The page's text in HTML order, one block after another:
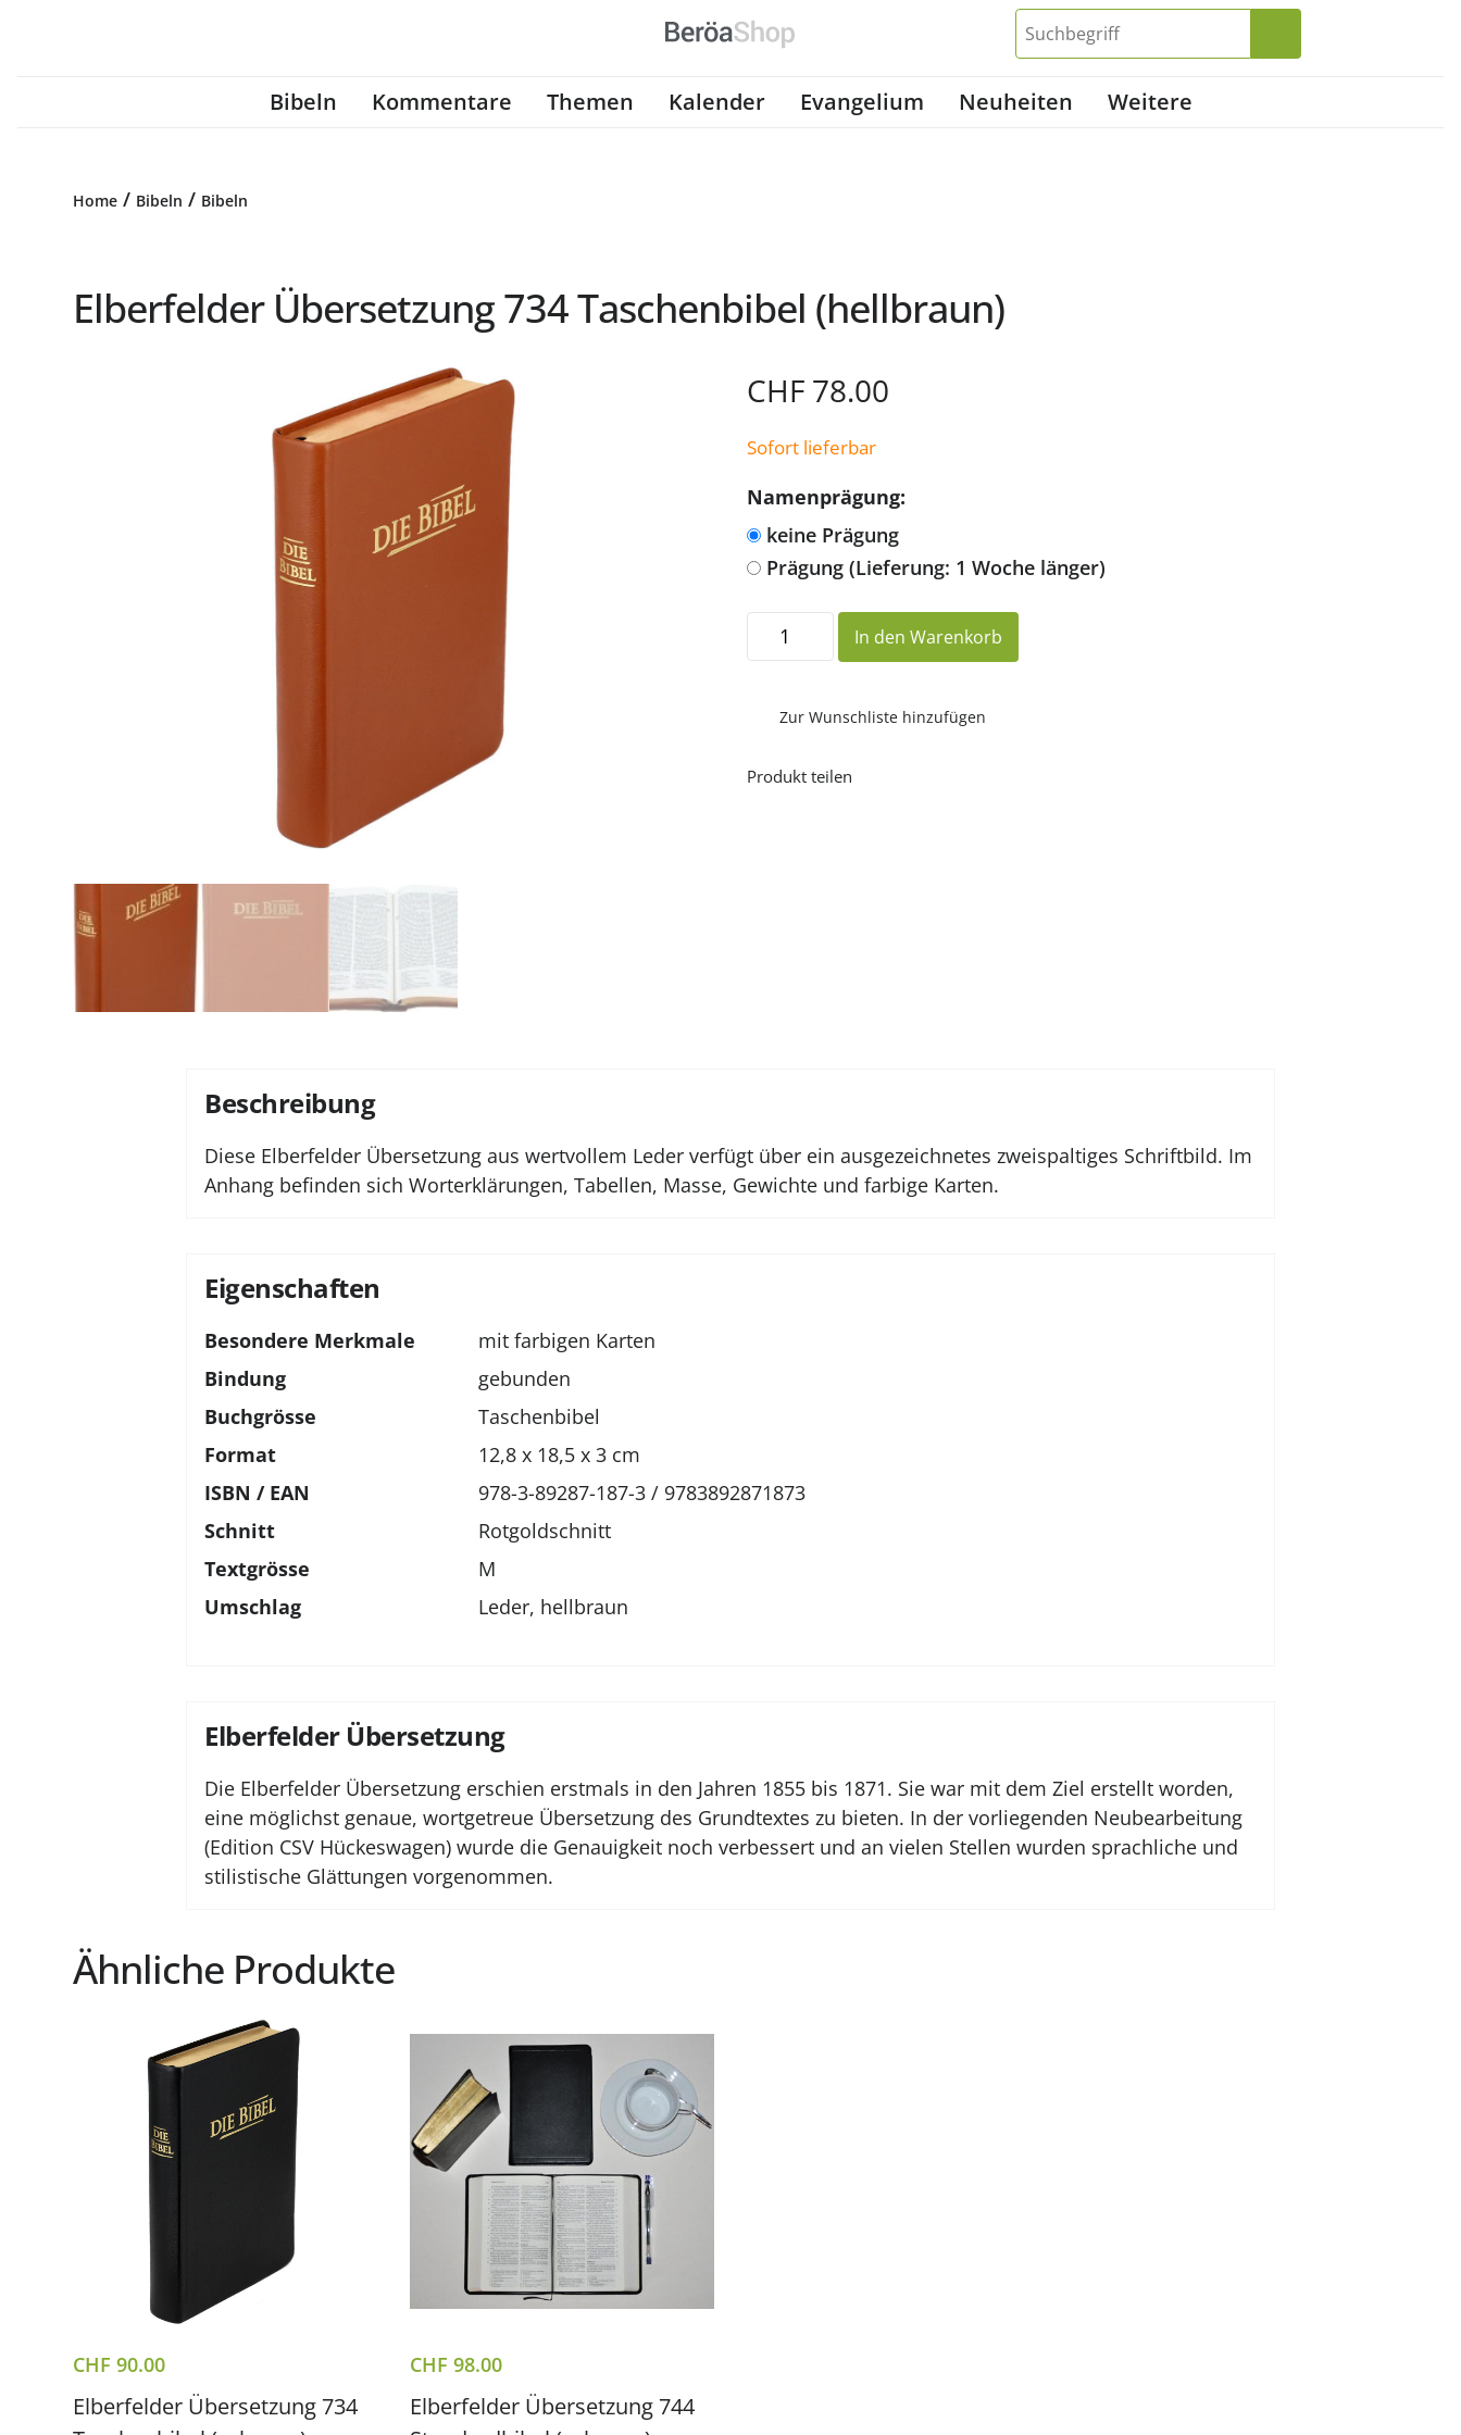
Bibeln Kommentare Themen Kalender Evangelium Neuheiten Weitere
Home / Bibeln / Bibeln
Elberfelder Übersetzung 734 Taschenbibel (hellbraun)
CHF 78.00
Sofort lieferbar
Namenprägung:
keine Prägung
Prägung (Lieferung: 1 Woche länger)
Elberfelder
Übersetzung
734
Menge
In den Warenkorb
Zur Wunschliste hinzufügen
Produkt teilen
Beschreibung
Diese Elberfelder Übersetzung aus wertvollem Leder verfügt über ein ausgezeichnetes zweispaltiges Schriftbild. Im
Anhang befinden sich Worterklärungen, Tabellen, Masse, Gewichte und farbige Karten.
Eigenschaften
Besondere Merkmale
mit farbigen Karten
Bindung
gebunden
Buchgrösse
Taschenbibel
Format
12,8 x 18,5 x 3 cm
ISBN / EAN
978-3-89287-187-3 / 9783892871873
Schnitt
Rotgoldschnitt
Textgrösse
M
Umschlag
Leder, hellbraun
Elberfelder Übersetzung
Die Elberfelder Übersetzung erschien erstmals in den Jahren 1855 bis 1871. Sie war mit dem Ziel erstellt worden,
eine möglichst genaue, wortgetreue Übersetzung des Grundtextes zu bieten. In der vorliegenden Neubearbeitung
(Edition CSV Hückeswagen) wurde die Genauigkeit noch verbessert und an vielen Stellen wurden sprachliche und
stilistische Glättungen vorgenommen.
Ähnliche Produkte
CHF 90.00
Elberfelder Übersetzung 734
CHF 98.00
Elberfelder Übersetzung 744